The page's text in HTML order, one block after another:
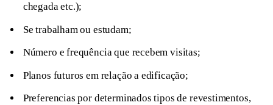
chegada etc.);
Se trabalham ou estudam;
Número e frequência que recebem visitas;
Planos futuros em relação a edificação;
Preferencias por determinados tipos de revestimentos,